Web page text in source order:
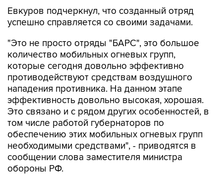
Евкуров подчеркнул, что созданный отряд
успешно справляется со своими задачами.
"Это не просто отряды "БАРС", это большое
количество мобильных огневых групп,
которые сегодня довольно эффективно
противодействуют средствам воздушного
нападения противника. На данном этапе
эффективность довольно высокая, хорошая.
Это связано и с рядом других особенностей, в
том числе работой губернаторов по
обеспечению этих мобильных огневых групп
необходимыми средствами", - приводятся в
сообщении слова заместителя министра
обороны РФ.